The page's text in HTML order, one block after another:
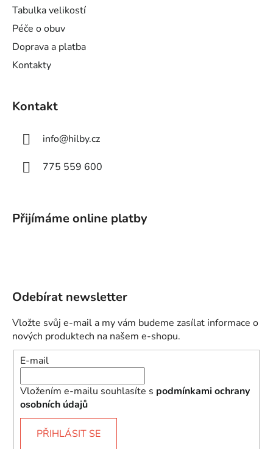
Tabulka velikostí
Péče o obuv
Doprava a platba
Kontakty
Kontakt
info@hilby.cz
775 559 600
Přijímáme online platby
Odebírat newsletter
Vložte svůj e-mail a my vám budeme zasílat informace o
nových produktech na našem e-shopu.
E-mail
Vložením e-mailu souhlasíte s podmínkami ochrany
osobních údajů
PŘIHLÁSIT SE